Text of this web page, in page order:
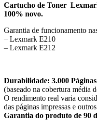
Cartucho de Toner
100% novo.
Garantia de funcionamento
– Lexmark E210
– Lexmark E212
Durabilidade: 3.000 Páginas
(baseado na cobertura média
O rendimento real varia
das páginas impressas e
Garantia do produto de 90